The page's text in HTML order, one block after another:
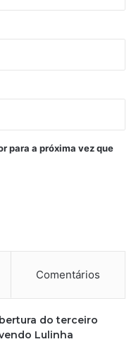
para a próxima vez que
Comentários
do terceiro
Lulinha